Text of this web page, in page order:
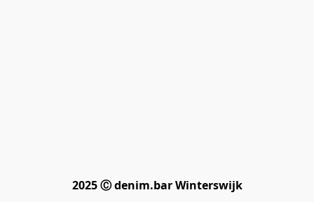
2025 Ⓒ denim.bar Winterswijk